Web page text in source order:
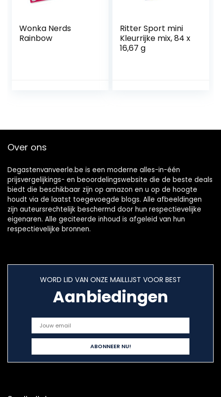
Wonka Nerds
Rainbow
Ritter Sport mini
Kleurrijke mix, 84 x
16,67 g
Over ons
Degastenvanveerle.be is een moderne alles-in-één
prijsvergelijkings- en beoordelingswebsite die de beste deals
biedt die beschikbaar zijn op amazon en u op de hoogte
houdt via de laatst toegevoegde blogs. Alle afbeeldingen
zijn auteursrechtelijk beschermd door hun respectievelijke
eigenaren. Alle geciteerde inhoud is afgeleid van hun
respectievelijke bronnen.
WORD LID VAN ONZE MAILLIJST VOOR BEST
Aanbiedingen